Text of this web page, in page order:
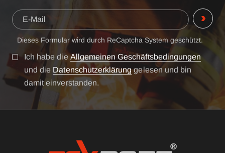
Dieses Formular wird durch ReCaptcha System geschützt.
Ich habe die Allgemeinen Geschäftsbedingungen
und die Datenschutzerklärunggelesen und bin
damit einverstanden.